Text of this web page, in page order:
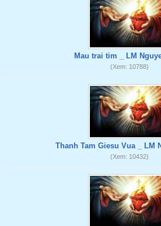
Mau trai tim _ LM
(Xem: 10788)
Thanh Tam Giesu Vua _ LM
(Xem: 10432)